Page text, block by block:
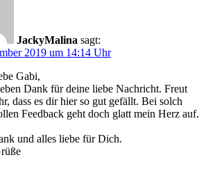
JackyMalina sagt:
2019 um 14:14 Uhr
Gabi,
Dank für deine liebe Nachricht. Freut
dass es dir hier so gut gefällt. Bei solch
Feedback geht doch glatt mein Herz auf.
und alles liebe für Dich.